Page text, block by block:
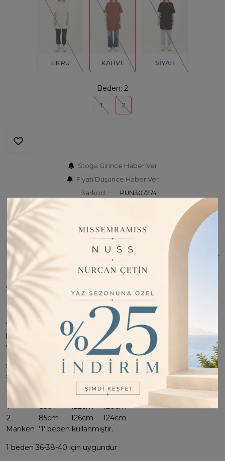
EKRU KAHVE SİYAH
Beden: 2
1 2
Stoğa Girince Haber Ver
Fiyatı Düşünce Haber Ver
Barkod:
PUN307274
ÜRÜN BILGISI
ÜRÜN KUMAŞI : % 48 Polyester / % 46 Modal / % 6
Spandex
ÜRÜN BOYU : 85 CM
Yanı Fermuar Detaylı zarif bir dokunuş sunan bu sweat, rahat
kesimiyle tüm gün boyunca konfor sağlar. Modern tasarımı
ve şık yazısı ile günlük
stilinize rahatça uyum sağlar. Hem şık hem de rahat bir
seçenek.
BEDEN Göğüs
Basen
1
85cm 122cm
120cm
2
85cm 126cm
124cm
Manken '1' beden kullanmıştır.
1 beden 36-38-40 için uygundur